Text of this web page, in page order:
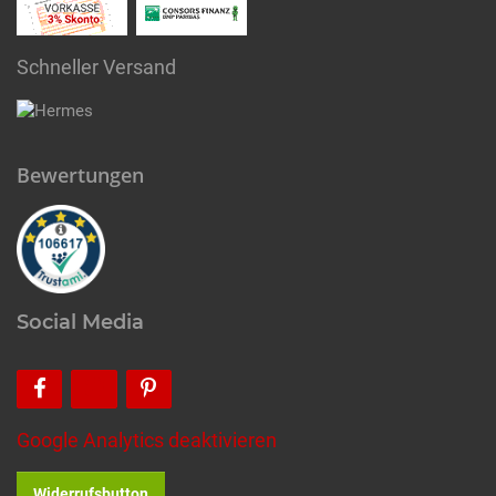
Schneller Versand
Bewertungen
Social Media
Google Analytics deaktivieren